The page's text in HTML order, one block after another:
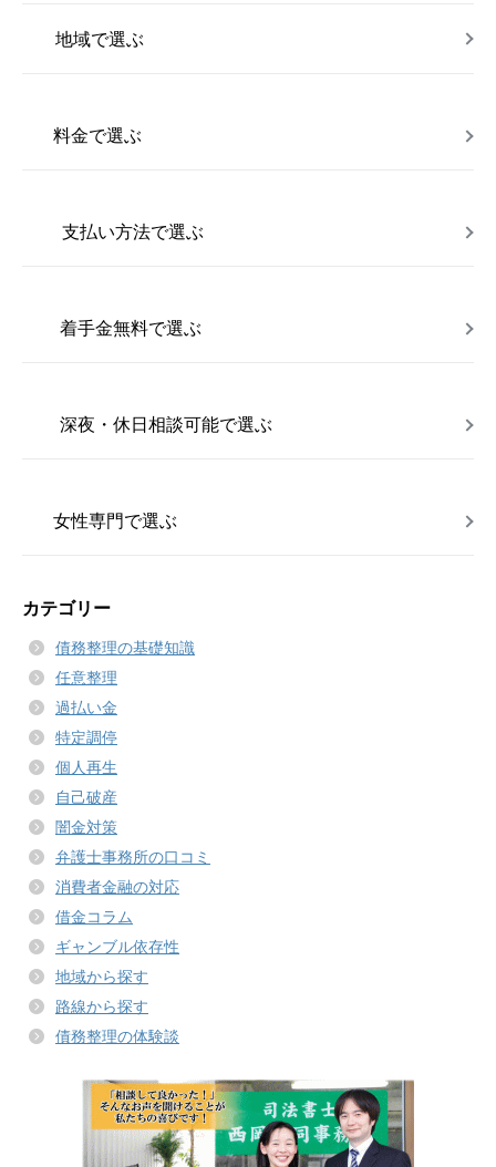
地域で選ぶ
料金で選ぶ
支払い方法で選ぶ
着手金無料で選ぶ
深夜・休日相談可能で選ぶ
女性専門で選ぶ
カテゴリー
債務整理の基礎知識
任意整理
過払い金
特定調停
個人再生
自己破産
闇金対策
弁護士事務所の口コミ
消費者金融の対応
借金コラム
ギャンブル依存性
地域から探す
路線から探す
債務整理の体験談